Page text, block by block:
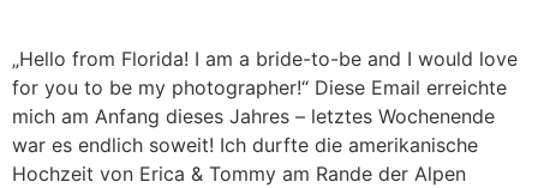
„Hello from Florida! I am a bride-to-be and I would love
for you to be my photographer!“ Diese Email erreichte
mich am Anfang dieses Jahres – letztes Wochenende
war es endlich soweit! Ich durfte die amerikanische
Hochzeit von Erica & Tommy am Rande der Alpen